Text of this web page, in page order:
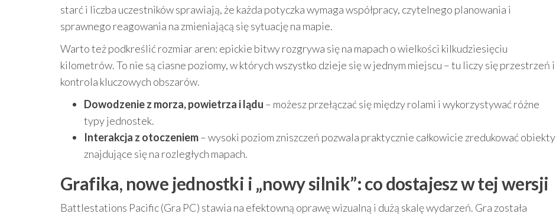
starć i liczba uczestników sprawiają, że każda potyczka wymaga współpracy, czytelnego planowania i
sprawnego reagowania na zmieniającą się sytuację na mapie.
Warto też podkreślić rozmiar aren: epickie bitwy rozgrywa się na mapach o wielkości kilkudziesięciu
kilometrów. To nie są ciasne poziomy, w których wszystko dzieje się w jednym miejscu – tu liczy się przestrzeń i
kontrola kluczowych obszarów.
Dowodzenie z morza, powietrza i lądu – możesz przełączać się między rolami i wykorzystywać różne
typy jednostek.
Interakcja z otoczeniem– wysoki poziom zniszczeń pozwala praktycznie całkowicie zredukować obiekty
znajdujące się na rozległych mapach.
Grafika, nowe jednostki i „nowy silnik”: co dostajesz w tej wersji
Battlestations Pacific (Gra PC) stawia na efektowną oprawę wizualną i dużą skalę wydarzeń. Gra została